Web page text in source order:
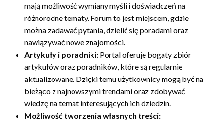
mają możliwość wymiany myśli i doświadczeń na
różnorodne tematy. Forum to jest miejscem, gdzie
można zadawać pytania, dzielić się poradami oraz
nawiązywać nowe znajomości.
Artykuły i poradniki: Portal oferuje bogaty zbiór
artykułów oraz poradników, które są regularnie
aktualizowane. Dzięki temu użytkownicy mogą być na
bieżąco z najnowszymi trendami oraz zdobywać
wiedzę na temat interesujących ich dziedzin.
Możliwość tworzenia własnych treści: